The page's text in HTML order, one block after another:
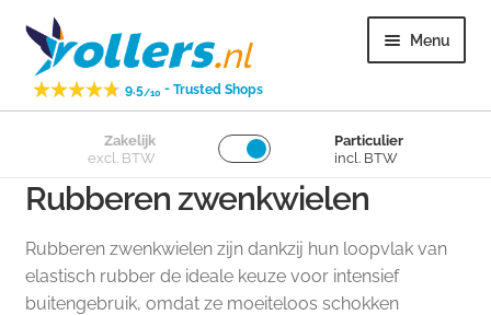
Ga
door
naar
navigatie
Ga
naar
de
inhoud
9.5/10 - Trusted Shops
Menu
Zwenkwielen
Bokwielen
Losse wielen
Zakelijk
excl. BTW
Particulier
incl. BTW
Rubberen zwenkwielen
Rubberen zwenkwielen zijn dankzij hun loopvlak van
elastisch rubber de ideale keuze voor intensief
buitengebruik, omdat ze moeiteloos schokken